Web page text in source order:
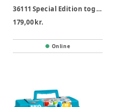
36111 Special Edition tog (2025)
179,00 kr.
Online